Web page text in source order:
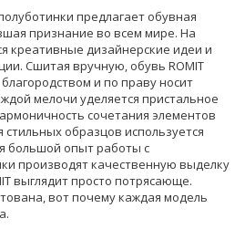
предлагает обувная
признание во всем мире. На
креативные дизайнерские идеи и
Сшитая вручную, обувь ROMIT
и по праву носит
мелочи уделяется пристальное
сочетания элементов
стильных образцов используется
большой опыт работы с
производят качественную выделку
выглядит просто потрясающе.
вот почему каждая модель